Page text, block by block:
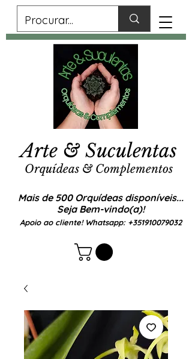
Mais de 500 Orquídeas disponíveis...
Seja Bem-vindo(a)!
Apoio ao cliente! Whatsapp: +351910079032
Arte & Suculentas
Orquídeas & Complementos